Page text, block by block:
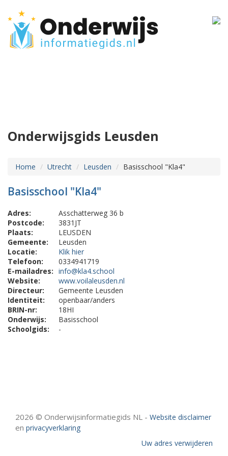
Onderwijsgids Leusden
Home Utrecht Leusden Basisschool "Kla4"
Basisschool "Kla4"
Adres:
Asschatterweg 36 b
Postcode:
3831JT
Plaats:
LEUSDEN
Gemeente:
Leusden
Locatie:
Klik hier
Telefoon:
0334941719
E-mailadres: info@kla4.school
Website:
www.voilaleusden.nl
Directeur:
Gemeente Leusden
Identiteit:
openbaar/anders
BRIN-nr:
18HI
Onderwijs:
Basisschool
Schoolgids:
-
2026 © Onderwijsinformatiegids NL - Website disclaimer
en privacyverklaring
Uw adres verwijderen